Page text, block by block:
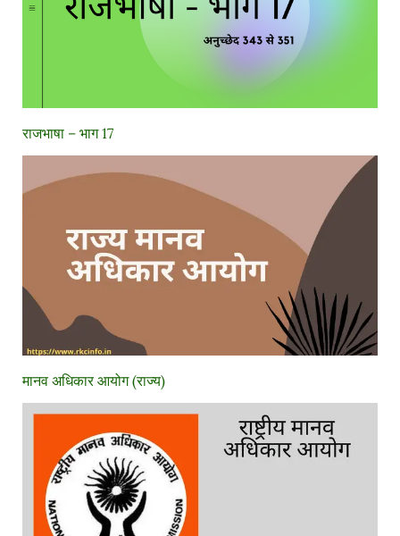
राजभाषा – भाग 17
मानव अधिकार आयोग (राज्य)